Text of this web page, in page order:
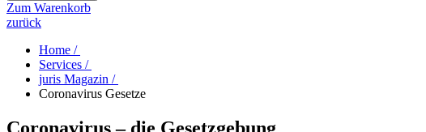
Zum Warenkorb
zurück
Home /
Services /
juris Magazin /
Coronavirus Gesetze